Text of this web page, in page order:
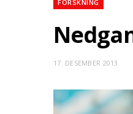
FORSKNING
17. DESEMBER 2013